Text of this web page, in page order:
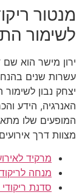
מנטור
לשימור
ירון מישר הוא
עשרות שנים
יצחק נבון
האנרגיה, הידע
המופעים שלו
מצוות דרך
מרקיד
מנחה
סדנת